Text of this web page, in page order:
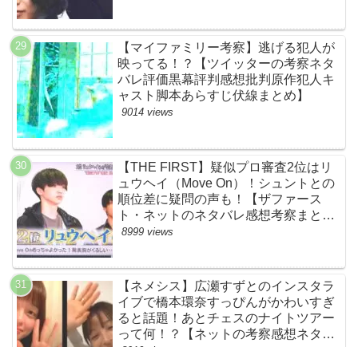
【マイファミリー考察】逃げる犯人が
映ってる！？【ツイッターの考察ネタ
バレ評価黒幕評判感想批判原作犯人キ
ャスト脚本あらすじ伏線まとめ】
9014 views
【THE FIRST】疑似プロ審査2位はリ
ュウヘイ（Move On）！シュントとの
順位差に疑問の声も！【ザファース
ト・ネットのネタバレ感想考察まと
め・スッキリ・BE:FIRST・ビーファ
8999 views
【ネメシス】広瀬すずとのインスタラ
イブで橋本環奈すっぴんがかわいすぎ
ると話題！あとチェスのナイトツアー
って何！？【ネットの考察感想ネタバ